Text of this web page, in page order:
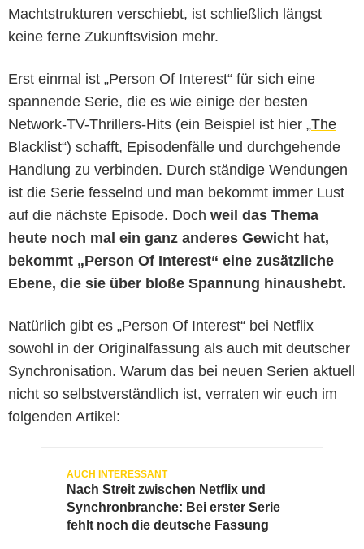
Machtstrukturen verschiebt, ist schließlich längst
keine ferne Zukunftsvision mehr.
Erst einmal ist „Person Of Interest“ für sich eine
spannende Serie, die es wie einige der besten
Network-TV-Thrillers-Hits (ein Beispiel ist hier „The
Blacklist“) schafft, Episodenfälle und durchgehende
Handlung zu verbinden. Durch ständige Wendungen
ist die Serie fesselnd und man bekommt immer Lust
auf die nächste Episode. Doch weil das Thema
heute noch mal ein ganz anderes Gewicht hat,
bekommt „Person Of Interest“ eine zusätzliche
Ebene, die sie über bloße Spannung hinaushebt.
Natürlich gibt es „Person Of Interest“ bei Netflix
sowohl in der Originalfassung als auch mit deutscher
Synchronisation. Warum das bei neuen Serien aktuell
nicht so selbstverständlich ist, verraten wir euch im
folgenden Artikel:
Nach Streit zwischen Netflix und
Synchronbranche: Bei erster Serie
fehlt noch die deutsche Fassung